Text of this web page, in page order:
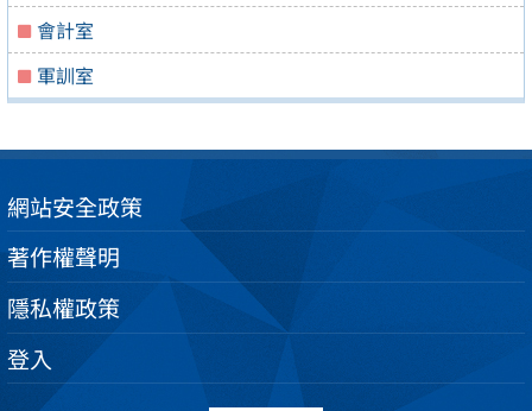
會計室
軍訓室
網站安全政策
著作權聲明
隱私權政策
登入